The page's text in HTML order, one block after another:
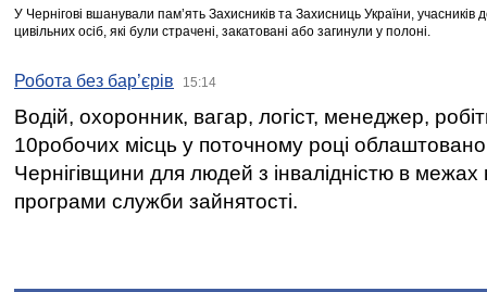
У Чернігові вшанували пам’ять Захисників та Захисниць України,
цивільних осіб, які були страчені, закатовані або загинули у полоні.
Робота без бар’єрів 15:14
Водій, охоронник, вагар, логіст, менеджер,
10робочих місць у поточному році
Чернігівщини для людей з інвалідністю в межах
програми служби зайнятості.